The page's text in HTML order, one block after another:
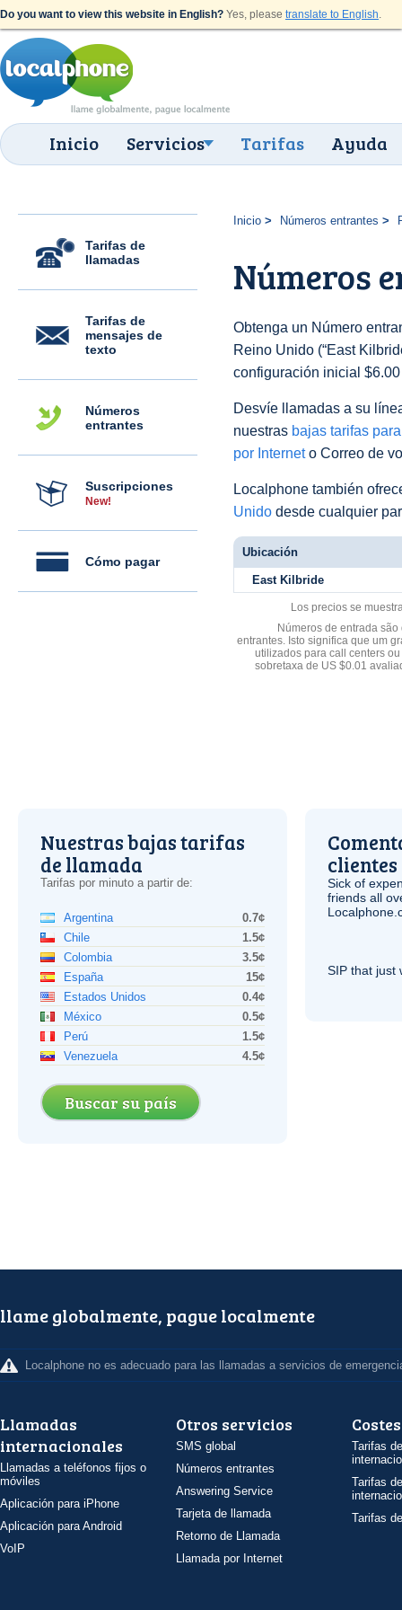
Do you want to view this website in English? Yes, please translate to English.
Inicio Servicios Tarifas Ayuda
Tarifas de
llamadas
Tarifas de
mensajes de
texto
Números
entrantes
Suscripciones
New!
Cómo pagar
Inicio Números entrantes
Números
Obtenga un Número
Reino Unido (“East
configuración inicial
Desvíe llamadas a su
nuestras bajas tarifas
por Interneto Correo de
Localphone también
Unido desde cualquier
Ubicación
East Kilbride
Los precios se
Números de entrada
entrantes. Isto significa que um
utilizados para call centers
sobretaxa de US $0.01
Nuestras bajas tarifas
de llamada
Tarifas por minuto a partir de:
Argentina
0.7¢
Chile
1.5¢
Colombia
3.5¢
España
15¢
Estados Unidos
0.4¢
México
0.5¢
Perú
1.5¢
Venezuela
4.5¢
Buscar su país
clientes
Sick of
friends all
SIP that just
llame globalmente, pague localmente
Localphone no es adecuado para las llamadas a servicios de
Llamadas
internacionales
Llamadas a teléfonos fijos o
móviles
Aplicación para iPhone
Aplicación para Android
VoIP
Otros servicios
SMS global
Números entrantes
Answering Service
Tarjeta de llamada
Retorno de Llamada
Llamada por Internet
Costes
Tarifas
Tarifas
Tarifas